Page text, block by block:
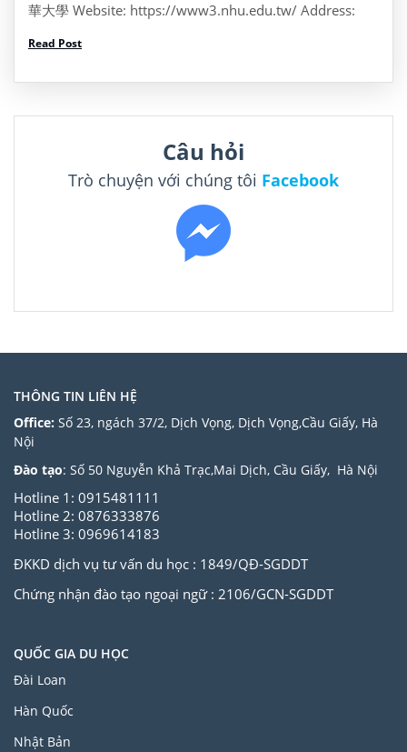
華大學 Website: https://www3.nhu.edu.tw/ Address:
Tel: +886 5 272 1001 Thông […]
Read Post
Câu hỏi
Trò chuyện với chúng tôi Facebook
THÔNG TIN LIÊN HỆ
Office: Số 23, ngách 37/2, Dịch Vọng, Dịch Vọng,Cầu Giấy, Hà
Nội
Đào tạo: Số 50 Nguyễn Khả Trạc,Mai Dịch, Cầu Giấy, Hà Nội
Hotline 1: 0915481111
Hotline 2: 0876333876
Hotline 3: 0969614183
ĐKKD dịch vụ tư vấn du học : 1849/QĐ-SGDDT
Chứng nhận đào tạo ngoại ngữ : 2106/GCN-SGDDT
QUỐC GIA DU HỌC
Đài Loan
Hàn Quốc
Nhật Bản